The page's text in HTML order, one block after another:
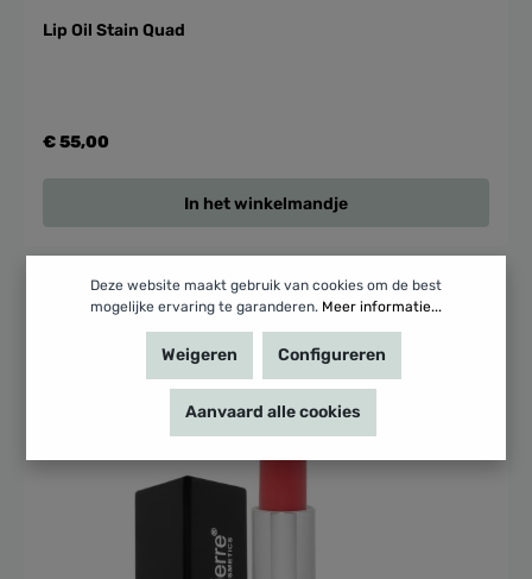
Lip Oil Stain Quad
€ 55,00
In het winkelmandje
Deze website maakt gebruik van cookies om de best
mogelijke ervaring te garanderen. Meer informatie...
Weigeren Configureren
Aanvaard alle cookies